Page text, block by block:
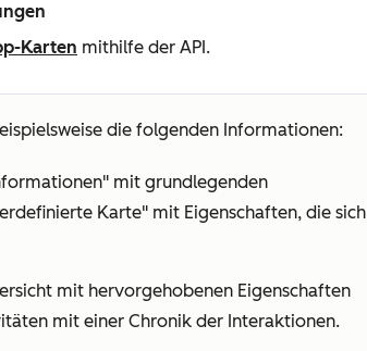
Karten mithilfe der API.
die folgenden Informationen:
" mit grundlegenden
Karte" mit Eigenschaften, die sich
mit hervorgehobenen Eigenschaften
mit einer Chronik der Interaktionen.